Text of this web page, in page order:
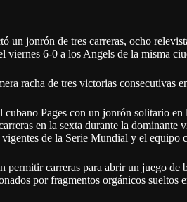
un jonrón de tres carreras, ocho
viernes 6-0 a los Angels de la misma
racha de tres victorias consecutivas
Pages con un jonrón solitario
en la sexta durante la
de la Serie Mundial y el equipo
permitir carreras para abrir un juego de
por fragmentos orgánicos sueltos